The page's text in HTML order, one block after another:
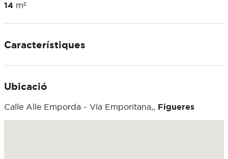
14 m²
Característiques
Ubicació
Calle Alle Emporda - Vía Emporitana,, Figueres